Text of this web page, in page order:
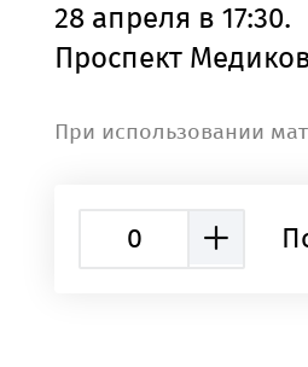
28 апреля в 17:30.
Проспект
При использовании
0